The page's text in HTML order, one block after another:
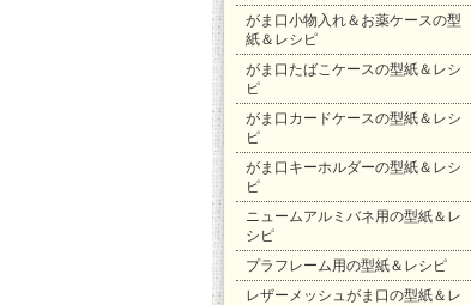
がま口小物入れ＆お薬ケースの型
紙＆レシピ
がま口たばこケースの型紙＆レシ
ピ
がま口カードケースの型紙＆レシ
ピ
がま口キーホルダーの型紙＆レシ
ピ
ニュームアルミバネ用の型紙＆レ
シピ
プラフレーム用の型紙＆レシピ
レザーメッシュがま口の型紙＆レ